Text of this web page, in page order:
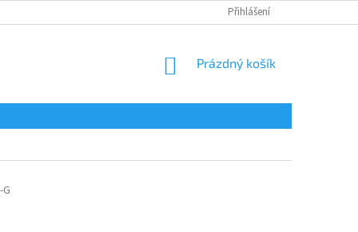
Přihlášení
NÁKUPNÍ
Prázdný košík